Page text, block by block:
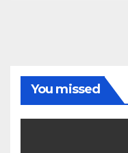
You missed